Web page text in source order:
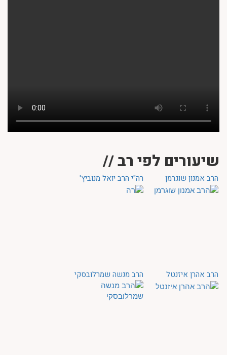
שיעורים לפי רב //
הרב אמנון שוגרמן רה"י הרב יואל מנוביץ'
הרב אהרן איזנטל הרב מנשה שמרלובסקי